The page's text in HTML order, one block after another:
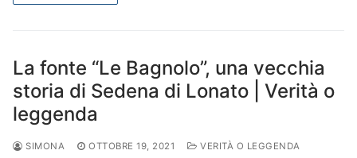
La fonte “Le Bagnolo”, una vecchia
storia di Sedena di Lonato | Verità o
leggenda
SIMONA OTTOBRE 19, 2021
VERITÀ O LEGGENDA